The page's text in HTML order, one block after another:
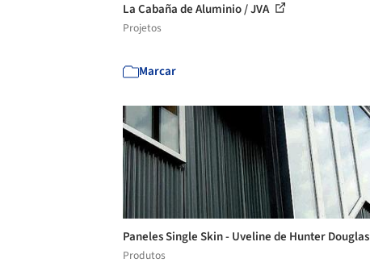
La Cabaña de Aluminio / JVA
Projetos
Marcar
Paneles Single Skin - Uveline de Hunter Douglas
Produtos